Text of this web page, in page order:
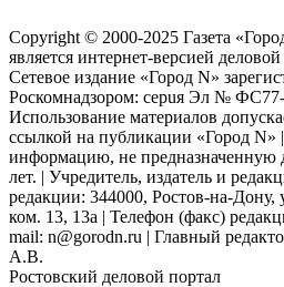
Copyright © 2000-2025 Газета
является интернет-версией
Сетевое издание «Город N»
Роскомнадзором: серuя Эл № ФС77-
Использование материалов
ссылкой на публикации «Город N»
информацию, не предназначенную
лет. | Учредитель, издатель и
редакции: 344000, Ростов-на-Дону,
ком. 13, 13а | Телефон (факс)
mail: n@gorodn.ru | Главный
А.В.
Ростовский деловой портал